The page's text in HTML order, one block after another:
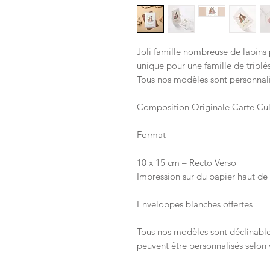
Joli famille nombreuse de
unique pour une famille de
Tous nos modèles sont
Composition Originale Carte
Format
10 x 15 cm – Recto Verso
Impression sur du papier haut
Enveloppes blanches offertes
Tous nos modèles sont
peuvent être personnalisés